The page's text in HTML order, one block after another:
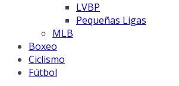
LVBP
Pequeñas Ligas
MLB
Boxeo
Ciclismo
Fútbol